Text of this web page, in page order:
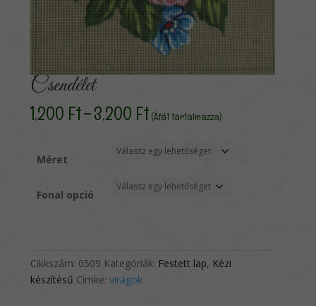
Csendélet
1,200 Ft–3,200 FtÁrtartomány:
1,200 Ft
-
3,200 Ft
(Áfát tartalmazza)
Méret
Fonal opció
Cikkszám: 0509 Kategóriák: Festett lap, Kézi
készítésű Címke:virágok